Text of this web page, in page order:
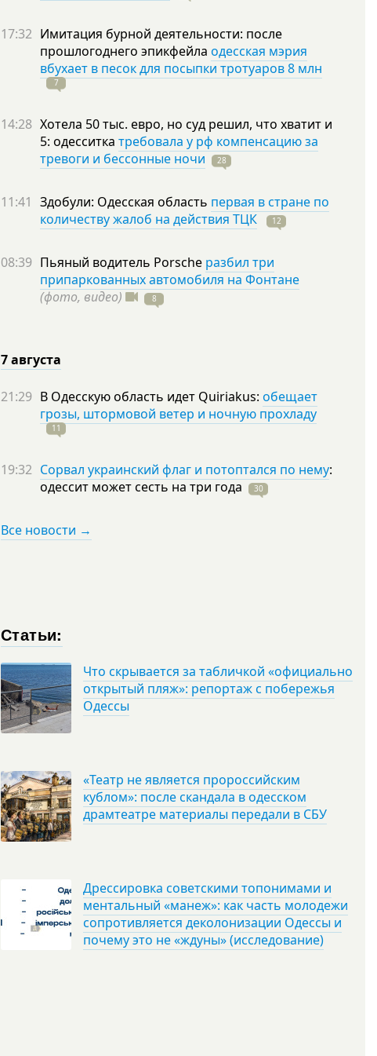
17:32 Имитация бурной деятельности: после
прошлогоднего эпикфейла одесская мэрия
вбухает в песок для посыпки тротуаров 8 млн
7
14:28 Хотела 50 тыс. евро, но суд решил, что хватит и
5: одесситка требовала у рф компенсацию за
тревоги и бессонные ночи
28
11:41 Здобули: Одесская область первая в стране по
количеству жалоб на действия ТЦК
12
08:39 Пьяный водитель Porsche разбил три
припаркованных автомобиля на Фонтане
(фото, видео)
8
7 августа
21:29 В Одесскую область идет Quiriakus: обещает
грозы, штормовой ветер и ночную прохладу
11
19:32 Сорвал украинский флаг и потоптался по нему:
одессит может сесть на три года 30
Все новости →
Статьи:
Что скрывается за табличкой «официально
открытый пляж»: репортаж с побережья
Одессы
«Театр не является пророссийским
кублом»: после скандала в одесском
драмтеатре материалы передали в СБУ
Дрессировка советскими топонимами и
ментальный «манеж»: как часть молодежи
сопротивляется деколонизации Одессы и
почему это не «ждуны» (исследование)